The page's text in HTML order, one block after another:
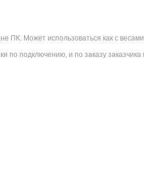
ПК. Может использоваться как с
по подключению, и по заказу